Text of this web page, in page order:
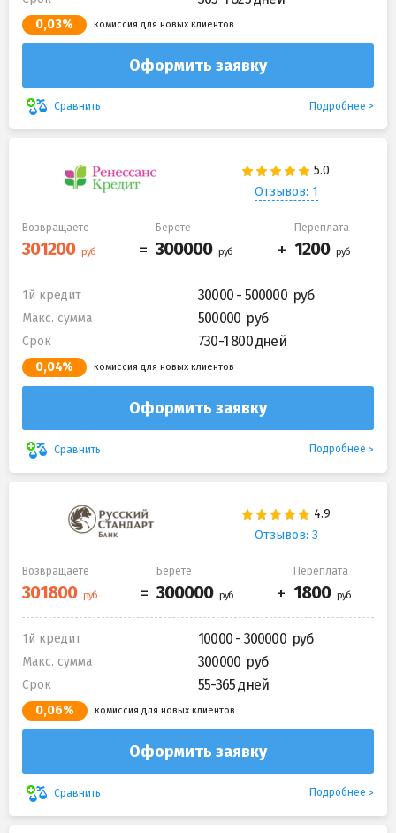
0,03% комиссия для новых клиентов
Оформить заявку
Сравнить Подробнее
Отзывов: 1
Возвращаете Берете Переплата
1й кредит 30000 - 500000
Макс. сумма 500000
Срок 730-1 800 дней
0,04% комиссия для новых клиентов
Оформить заявку
Сравнить Подробнее
Отзывов: 3
Возвращаете Берете Переплата
1й кредит 10000 - 300000
Макс. сумма 300000
Срок 55-365 дней
0,06% комиссия для новых клиентов
Оформить заявку
Сравнить Подробнее